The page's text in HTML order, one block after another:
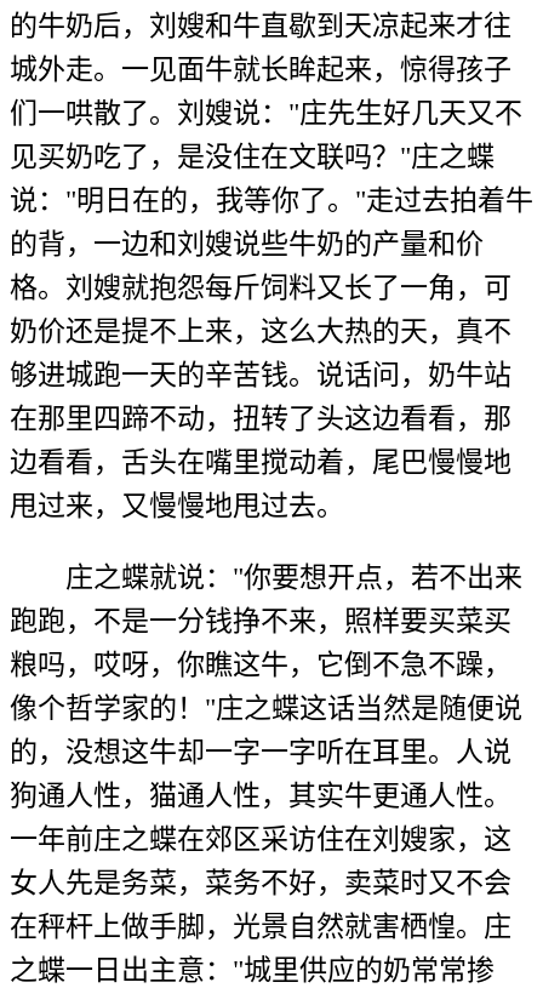
的牛奶后，刘嫂和牛直歇到天凉起来才往
城外走。一见面牛就长眸起来，惊得孩子
们一哄散了。刘嫂说："庄先生好几天又不
见买奶吃了，是没住在文联吗？"庄之蝶
说："明日在的，我等你了。"走过去拍着牛
的背，一边和刘嫂说些牛奶的产量和价
格。刘嫂就抱怨每斤饲料又长了一角，可
奶价还是提不上来，这么大热的天，真不
够进城跑一天的辛苦钱。说话问，奶牛站
在那里四蹄不动，扭转了头这边看看，那
边看看，舌头在嘴里搅动着，尾巴慢慢地
甩过来，又慢慢地甩过去。
庄之蝶就说："你要想开点，若不出来
跑跑，不是一分钱挣不来，照样要买菜买
粮吗，哎呀，你瞧这牛，它倒不急不躁，
像个哲学家的！"庄之蝶这话当然是随便说
的，没想这牛却一字一字听在耳里。人说
狗通人性，猫通人性，其实牛更通人性。
一年前庄之蝶在郊区采访住在刘嫂家，这
女人先是务菜，菜务不好，卖菜时又不会
在秤杆上做手脚，光景自然就害栖惶。庄
之蝶一日出主意："城里供应的奶常常掺